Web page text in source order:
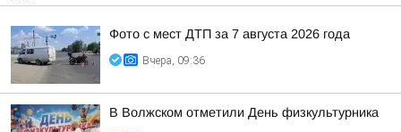
Фото с мест ДТП за 7 августа 2026 года
Вчера, 09:36
В Волжском отметили День физкультурника